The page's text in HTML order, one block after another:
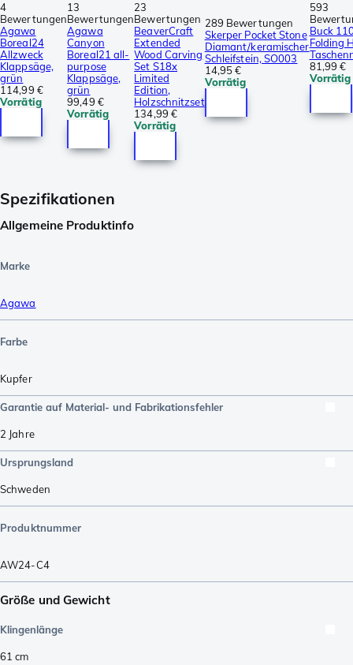
4
Bewertungen
Agawa
Boreal24
Allzweck
Klappsäge,
grün
114,99 €
Vorrätig
13
Bewertungen
Agawa
Canyon
Boreal21 all-
purpose
Klappsäge,
grün
99,49 €
Vorrätig
23
Bewertungen
BeaverCraft
Extended
Wood Carving
Set S18x
Limited
Edition,
Holzschnitzset
134,99 €
Vorrätig
289 Bewertungen
Skerper Pocket Stone
Diamant/keramischer
Schleifstein, SO003
14,95 €
Vorrätig
593
Buck
Folding
81,99 €
Vorrätig
Spezifikationen
Allgemeine Produktinfo
Marke
Agawa
Farbe
Kupfer
Garantie auf Material- und Fabrikationsfehler
2 Jahre
Ursprungsland
Schweden
Produktnummer
AW24-C4
Größe und Gewicht
Klingenlänge
61 cm